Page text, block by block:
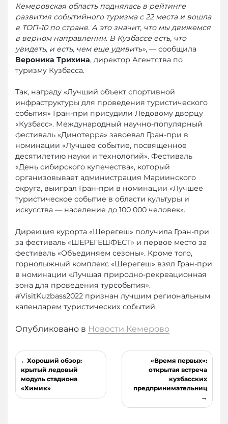
Кемеровская область поднялась в рейтинге
развития событийного туризма с 22 места и вошла
в ТОП-10 по стране. А это значит, что мы движемся
в верном направлении. В Кузбассе есть, что
увидеть, и есть, чем еще удивить», — сообщила
Вероника Трихина, директор Агентства по
туризму Кузбасса.
Так, награду «Лучший объект спортивной
инфраструктуры для проведения туристического
события» Гран-при присудили Ледовому дворцу
«Кузбасс». Международный научно-популярный
фестиваль «Динотерра» завоевал Гран-при в
номинации «Лучшее событие, посвященное
десятилетию науки и технологий». Фестиваль
«День сибирского купечества», который
организовывает администрация Мариинского
округа, выиграл Гран-при в номинации «Лучшее
туристическое событие в области культуры и
искусства — население до 100 000 человек».
Дирекция курорта «Шерегеш» получила Гран-при
за фестиваль «ШЕРЕГЕШФЕСТ» и первое место за
фестиваль «Объединяем сезоны». Кроме того,
горнолыжный комплекс «Шерегеш» взял Гран-при
в номинации «Лучшая природно-рекреационная
зона для проведения турсобытия».
#VisitKuzbass2022 признан лучшим региональным
календарем туристических событий.
Опубликовано в Новости Кемерово
Навигация
по
записям
Хороший обзор:
крытый ледовый
модуль стадиона
«Химик»
«Время первых»:
открытая встреча
кузбасских
предпринимательниц